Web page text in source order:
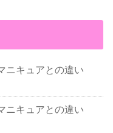
ニキュアとの違い
ニキュアとの違い